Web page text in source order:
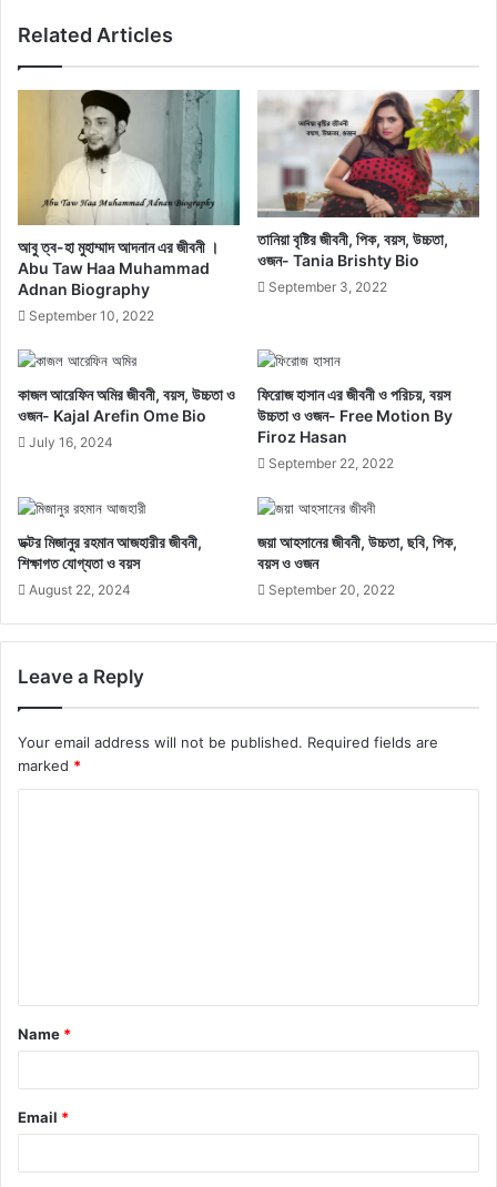
Related Articles
আবু ত্ব-হা মুহাম্মাদ আদনান এর জীবনী ।
Abu Taw Haa Muhammad
Adnan Biography
September 10, 2022
তানিয়া বৃষ্টির জীবনী, পিক, বয়স, উচ্চতা,
ওজন- Tania Brishty Bio
September 3, 2022
কাজল আরেফিন অমির জীবনী, বয়স, উচ্চতা ও
ওজন- Kajal Arefin Ome Bio
July 16, 2024
ফিরোজ হাসান এর জীবনী ও পরিচয়, বয়স
উচ্চতা ও ওজন- Free Motion By
Firoz Hasan
September 22, 2022
ডক্টর মিজানুর রহমান আজহারীর জীবনী,
শিক্ষাগত যোগ্যতা ও বয়স
August 22, 2024
জয়া আহসানের জীবনী, উচ্চতা, ছবি, পিক,
বয়স ও ওজন
September 20, 2022
Leave a Reply
Your email address will not be published. Required fields are
marked *
t
*
Name *
Email *